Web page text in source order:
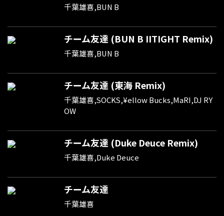
千葉雄喜,BUN B
チーム友達 (BUN B IITIGHT Remix)
千葉雄喜,BUN B
チーム友達 (東海 Remix)
千葉雄喜,SOCKS,¥ellow Bucks,MaRI,DJ RY
OW
チーム友達 (Duke Deuce Remix)
千葉雄喜,Duke Deuce
チーム友達
千葉雄喜